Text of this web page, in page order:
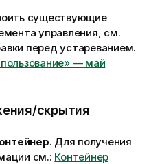
существующие
управления, см.
перед устареванием.
— май
скрытия
. Для получения
см.: Контейнер